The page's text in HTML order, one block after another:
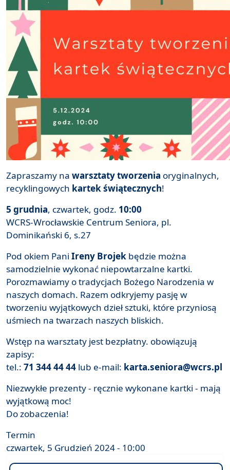
Zapraszamy na warsztaty tworzenia oryginalnych,
recyklingowych kartek świątecznych!
5 grudnia, czwartek, godz. 10:00
WCRS-Wrocławskie Centrum Seniora, pl.
Dominikański 6, s.27
Pod okiem Pani Ireny Brojek będzie można
samodzielnie wykonać niepowtarzalne kartki.
Porozmawiamy o tradycjach Bożego Narodzenia w
naszych domach. Razem odkryjemy pasję w
tworzeniu wyjątkowych dzieł sztuki, które przyniosą
uśmiech na twarzach naszych bliskich.
Wstęp na warsztaty jest bezpłatny. obowiązują
zapisy:
tel.: 71 344 44 44 lub e-mail: karta.seniora@wcrs.pl
Niezwykłe prezenty - ręcznie wykonane kartki - mają
wyjątkową moc!
Do zobaczenia!
Termin
czwartek, 5 Grudzień 2024 - 10:00